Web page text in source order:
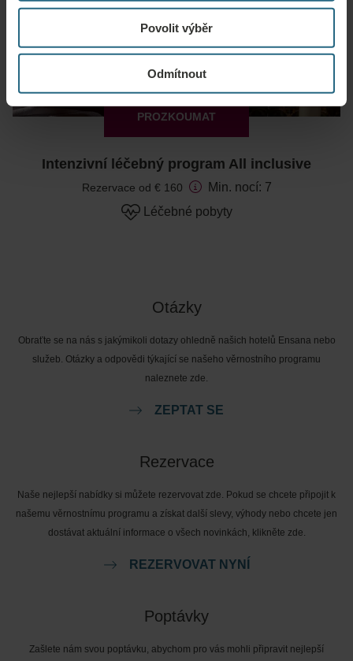
Povolit výběr
Odmítnout
PROZKOUMAT
Intenzivní léčebný program All inclusive
Rezervace od € 160
Min. nocí: 7
Léčebné pobyty
Otázky
Obraťte se na nás s jakýmikoli dotazy ohledně našich hotelů Ensana nebo
služeb. Otázky a odpovědi týkající se našeho věrnostního programu
naleznete zde.
ZEPTAT SE
Rezervace
Naše nejlepší nabídky si můžete rezervovat zde. Pokud se chcete připojit k
našemu věrnostnímu programu a získat další slevy, výhody nebo chcete jen
dostávat aktuální informace o všech novinkách, klikněte zde.
REZERVOVAT NYNÍ
Poptávky
Zašlete nám svou poptávku, abychom pro vás mohli připravit nejlepší